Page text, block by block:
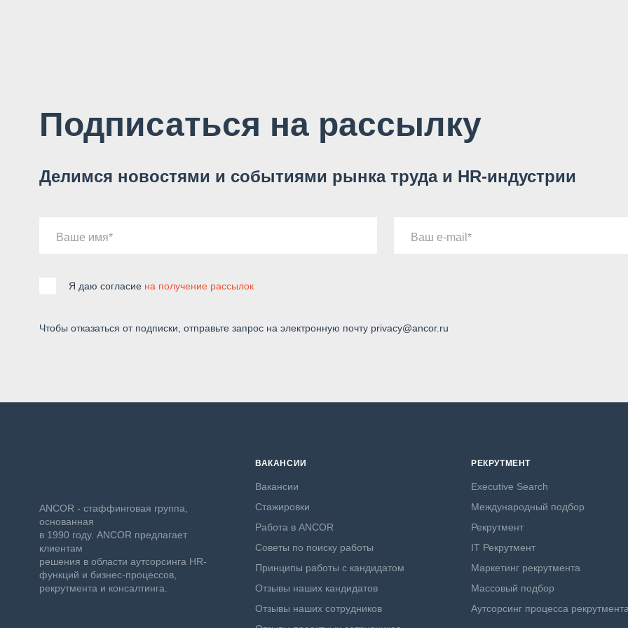
Подписаться на рассылку
Делимся новостями и событиями рынка труда и HR-индустрии
Ваше имя Ваш e-mail
Я даю согласие на получение рассылок
Чтобы отказаться от подписки, отправьте запрос на электронную почту privacy@ancor.ru
ANCOR - стаффинговая группа,
основанная
в 1990 году. ANCOR предлагает
клиентам
решения в области аутсорсинга HR-
функций и бизнес-процессов,
рекрутмента и консалтинга.
ВАКАНСИИ
Вакансии
Стажировки
Работа в ANCOR
Советы по поиску работы
Принципы работы с кандидатом
Отзывы наших кандидатов
Отзывы наших сотрудников
РЕКРУТМЕНТ
Executive Search
Международный подбор
Рекрутмент
IT Рекрутмент
Маркетинг рекрутмента
Массовый подбор
Аутсорсинг процесса